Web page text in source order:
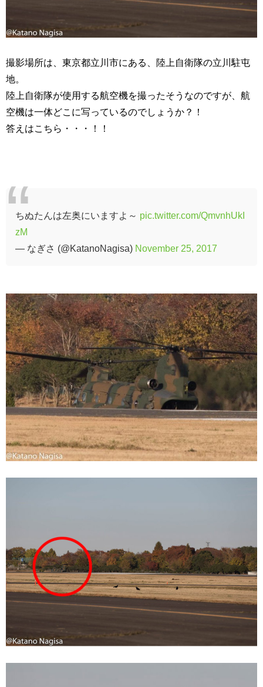
撮影場所は、東京都立川市にある、陸上自衛隊の立川駐屯
地。
陸上自衛隊が使用する航空機を撮ったそうなのですが、航
空機は一体どこに写っているのでしょうか？！
答えはこちら・・・！！
ちぬたんは左奥にいますよ～ pic.twitter.com/QmvnhUkI
zM
— なぎさ (@KatanoNagisa) November 25, 2017